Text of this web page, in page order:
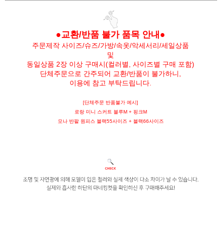
●교환/반품 불가 품목 안내●
주문제작 사이즈/슈즈/가방/속옷/악세서리/세일상품
및
동일상품 2장 이상 구매시(컬러별, 사이즈별 구매 포함)
단체주문으로 간주되어 교환/반품이 불가하니,
이용에 참고 부탁드립니다.
[단체주문 반품불가 예시]
로랑 미니 스커트 블루M + 핑크M
모나 반팔 원피스 블랙55사이즈 + 블랙66사이즈